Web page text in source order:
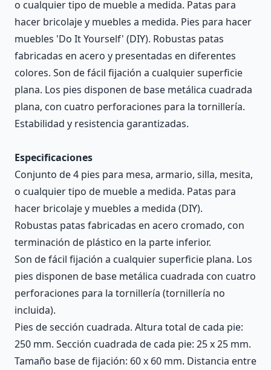
o cualquier tipo de mueble a medida. Patas para
hacer bricolaje y muebles a medida. Pies para hacer
muebles 'Do It Yourself' (DIY). Robustas patas
fabricadas en acero y presentadas en diferentes
colores. Son de fácil fijación a cualquier superficie
plana. Los pies disponen de base metálica cuadrada
plana, con cuatro perforaciones para la tornillería.
Estabilidad y resistencia garantizadas.
Especificaciones
Conjunto de 4 pies para mesa, armario, silla, mesita,
o cualquier tipo de mueble a medida. Patas para
hacer bricolaje y muebles a medida (DIY).
Robustas patas fabricadas en acero cromado, con
terminación de plástico en la parte inferior.
Son de fácil fijación a cualquier superficie plana. Los
pies disponen de base metálica cuadrada con cuatro
perforaciones para la tornillería (tornillería no
incluida).
Pies de sección cuadrada. Altura total de cada pie:
250 mm. Sección cuadrada de cada pie: 25 x 25 mm.
Tamaño base de fijación: 60 x 60 mm. Distancia entre